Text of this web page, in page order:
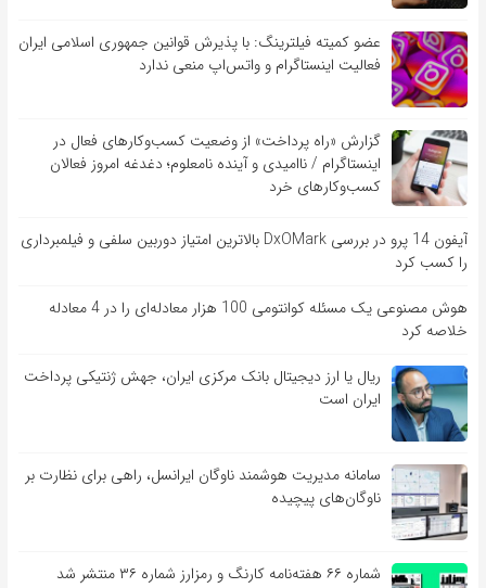
عضو کمیته فیلترینگ: با پذیرش قوانین جمهوری اسلامی ایران
فعالیت اینستاگرام و واتس‌اپ منعی ندارد
گزارش «راه پرداخت» از وضعیت کسب‌وکارهای فعال در
اینستاگرام / ناامیدی و آینده نامعلوم؛ دغدغه امروز فعالان
کسب‌وکارهای خرد
آیفون 14 پرو در بررسی DxOMark بالاترین امتیاز دوربین سلفی و فیلمبرداری
را کسب کرد
هوش مصنوعی یک مسئله کوانتومی 100 هزار معادله‌‎ای را در 4 معادله
خلاصه کرد
ریال یا ارز دیجیتال بانک مرکزی ایران، جهش ژنتیکی پرداخت
ایران است
سامانه مدیریت هوشمند ناوگان ایرانسل، راهی برای نظارت بر
ناوگان‌های پیچیده
شماره ۶۶ هفته‌نامه کارنگ و رمزارز شماره ۳۶ منتشر شد